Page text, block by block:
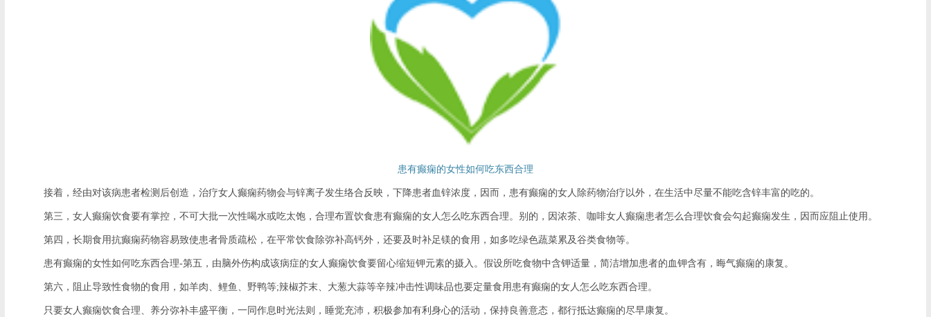
患有癫痫的女性如何吃东西合理
接着，经由对该病患者检测后创造，治疗女人癫痫药物会与锌离子发生络合反映，下降患者血锌浓度，因而，患有癫痫的女人除药物治疗以外，在生活中尽量不能吃含锌丰富的吃的。
第三，女人癫痫饮食要有掌控，不可大批一次性喝水或吃太饱，合理布置饮食患有癫痫的女人怎么吃东西合理。别的，因浓茶、咖啡女人癫痫患者怎么合理饮食会勾起癫痫发生，因而应阻止使用。
第四，长期食用抗癫痫药物容易致使患者骨质疏松，在平常饮食除弥补高钙外，还要及时补足镁的食用，如多吃绿色蔬菜累及谷类食物等。
患有癫痫的女性如何吃东西合理-第五，由脑外伤构成该病症的女人癫痫饮食要留心缩短钾元素的摄入。假设所吃食物中含钾适量，简洁增加患者的血钾含有，晦气癫痫的康复。
第六，阻止导致性食物的食用，如羊肉、鲤鱼、野鸭等;辣椒芥末、大葱大蒜等辛辣冲击性调味品也要定量食用患有癫痫的女人怎么吃东西合理。
只要女人癫痫饮食合理、养分弥补丰盛平衡，一同作息时光法则，睡觉充沛，积极参加有利身心的活动，保持良善意态，都行抵达癫痫的尽早康复。